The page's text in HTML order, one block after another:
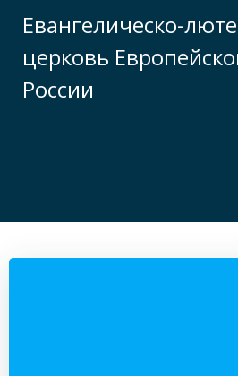
к
Евангелическо-
церковь
России